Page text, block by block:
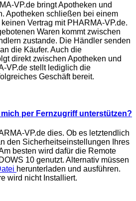
VP.de bringt Apotheken und
Apotheken schließen bei einem
Vertrag mit PHARMA-VP.de.
Waren kommt zwischen
zustande. Die Händler senden
die Käufer. Auch die
direkt zwischen Apotheken und
VP.de stellt lediglich die
Geschäft bereit.
mich per Fernzugriff unterstützen?
VP.de dies. Ob es letztendlich
den Sicherheitseinstellungen Ihres
besten wird dafür die Remote
10 genutzt. Alternativ müssen
herunterladen und ausführen.
wird nicht Installiert.